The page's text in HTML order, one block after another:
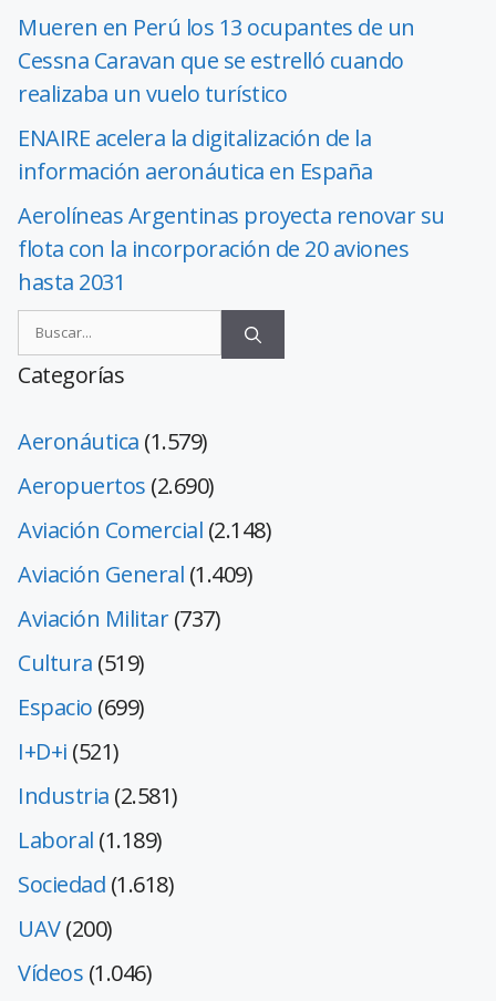
Mueren en Perú los 13 ocupantes de un
Cessna Caravan que se estrelló cuando
realizaba un vuelo turístico
ENAIRE acelera la digitalización de la
información aeronáutica en España
Aerolíneas Argentinas proyecta renovar su
flota con la incorporación de 20 aviones
hasta 2031
Categorías
Aeronáutica (1.579)
Aeropuertos (2.690)
Aviación Comercial (2.148)
Aviación General (1.409)
Aviación Militar(737)
Cultura (519)
Espacio (699)
I+D+i (521)
Industria (2.581)
Laboral (1.189)
Sociedad (1.618)
UAV(200)
Vídeos (1.046)